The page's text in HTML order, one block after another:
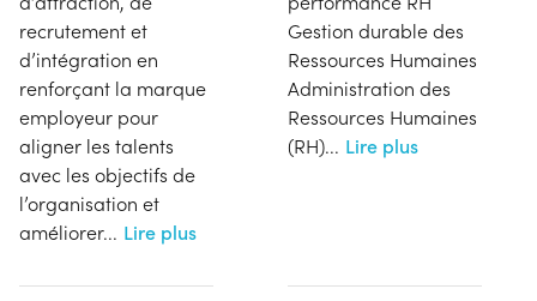
recrutement et
d’intégration en
renforçant la marque
employeur pour
aligner les talents
avec les objectifs de
l’organisation et
améliorer... Lire plus
Gestion durable des
Ressources Humaines
Administration des
Ressources Humaines
(RH)... Lire plus